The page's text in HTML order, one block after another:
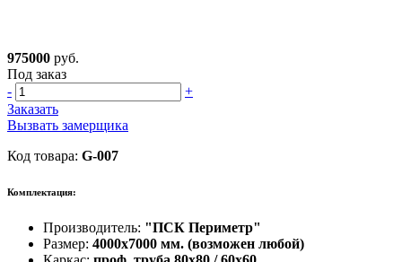
975000 руб.
Под заказ
-
+
Заказать
Вызвать замерщика
Код товара: G-007
Комплектация:
Производитель: "ПСК Периметр"
Размер: 4000х7000 мм. (возможен любой)